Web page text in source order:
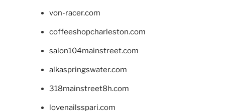
von-racer.com
coffeeshopcharleston.com
salon104mainstreet.com
alkaspringswater.com
318mainstreet8h.com
lovenailsspari.com